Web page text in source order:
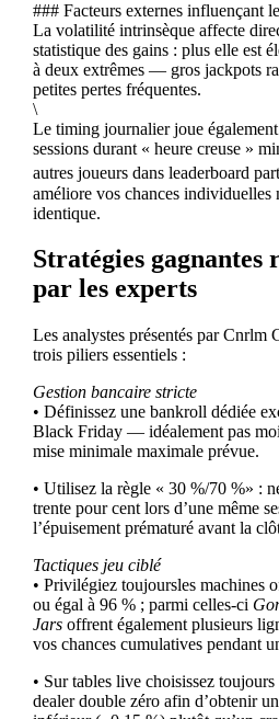
### Facteurs externes influençant
La volatilité intrinsèque affecte
statistique des gains : plus elle est
à deux extrêmes — gros jackpots
petites pertes fréquentes.
\
Le timing journalier joue
sessions durant « heure creuse »
autres joueurs dans leaderboard
améliore vos chances individuelles
identique.
Stratégies gagnantes
par les experts
Les analystes présentés par Cnrlm
trois piliers essentiels :
Gestion bancaire stricte
• Définissez une bankroll dédiée
Black Friday — idéalement pas
mise minimale maximale prévue.
• Utilisez la règle « 30 %/70 %» :
trente pour cent lors d’une même
l’épuisement prématuré avant la
Tactiques jeu ciblé
• Privilégiez toujoursles machines
ou égal à 96 % ; parmi celles-ci
Jarsoffrent également plusieurs
vos chances cumulatives pendant
• Sur tables live choisissez
dealer double zéro afin d’obtenir